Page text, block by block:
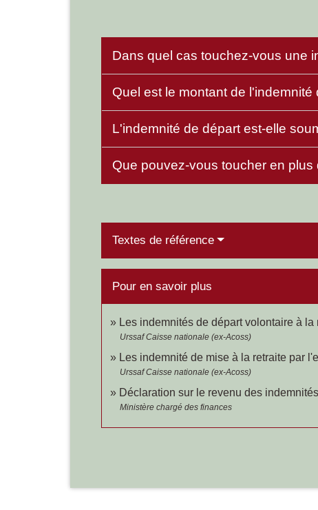
Dans quel cas touchez-vous une
Quel est le montant de l'indemnité
L'indemnité de départ est-elle
Que pouvez-vous toucher en
Textes de référence
Pour en savoir plus
Les indemnités de départ volontaire à la
Urssaf Caisse nationale (ex-Acoss)
Les indemnité de mise à la retraite par
Urssaf Caisse nationale (ex-Acoss)
Déclaration sur le revenu des
Ministère chargé des finances